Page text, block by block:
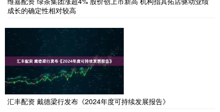
成长的确定性相对较高
汇丰配资 戴德梁行发布《2024年度可持续发展报告》